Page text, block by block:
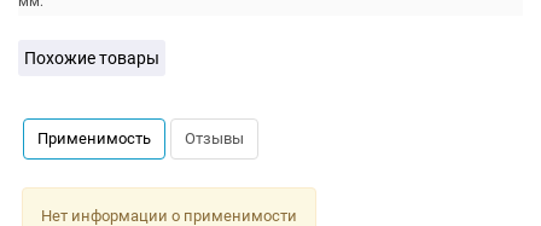
Похожие товары
Применимость Отзывы
Нет информации о применимости